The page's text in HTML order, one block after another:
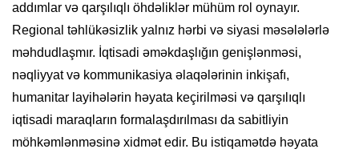
addımlar və qarşılıqlı öhdəliklər mühüm rol oynayır.
Regional təhlükəsizlik yalnız hərbi və siyasi məsələlərlə
məhdudlaşmır. İqtisadi əməkdaşlığın genişlənməsi,
nəqliyyat və kommunikasiya əlaqələrinin inkişafı,
humanitar layihələrin həyata keçirilməsi və qarşılıqlı
iqtisadi maraqların formalaşdırılması da sabitliyin
möhkəmlənməsinə xidmət edir. Bu istiqamətdə həyata